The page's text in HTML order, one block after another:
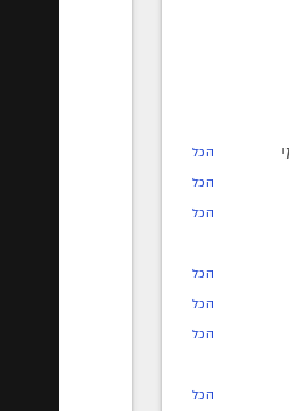
הכל
הכל
הכל
הכל
הכל
הכל
הכל